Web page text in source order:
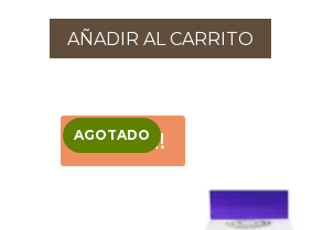
original
era:
actual
es:
AÑADIR AL CARRITO
AGOTADO
¡Oferta!